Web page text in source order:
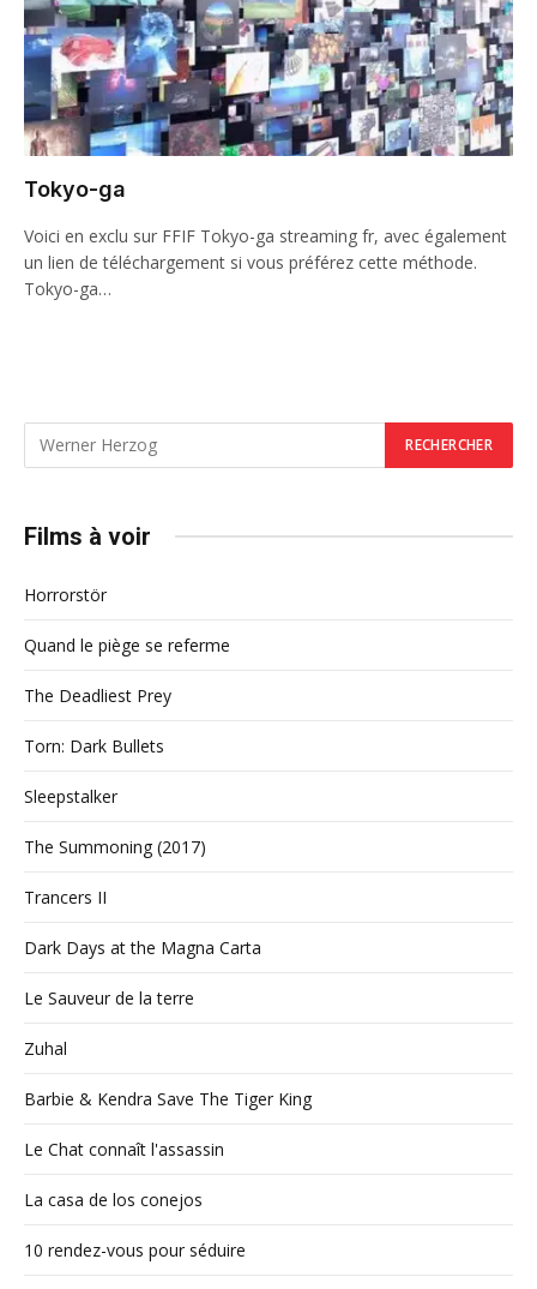
Tokyo-ga
Voici en exclu sur FFIF Tokyo-ga streaming fr, avec également
un lien de téléchargement si vous préférez cette méthode.
Tokyo-ga…
Films à voir
Horrorstör
Quand le piège se referme
The Deadliest Prey
Torn: Dark Bullets
Sleepstalker
The Summoning (2017)
Trancers II
Dark Days at the Magna Carta
Le Sauveur de la terre
Zuhal
Barbie & Kendra Save The Tiger King
Le Chat connaît l'assassin
La casa de los conejos
10 rendez-vous pour séduire